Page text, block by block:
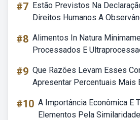
#7 Estão Previstos Na
Direitos Humanos A
#8 Alimentos In Natura
Processados E
#9 Que Razões Levam Esses
Apresentar Percentuais Mais
#10 A Importância Econômica E
Elementos Pela Similaridade